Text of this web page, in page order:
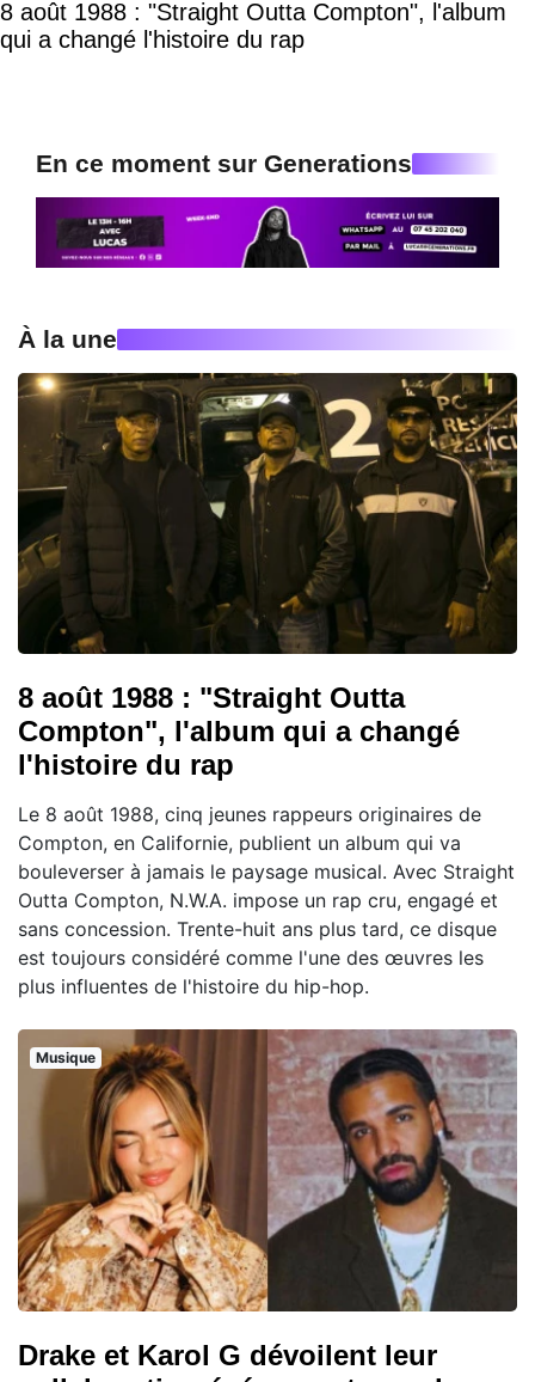
8 août 1988 : "Straight Outta Compton", l'album
qui a changé l'histoire du rap
En ce moment sur Generations
À la une
8 août 1988 : "Straight Outta
Compton", l'album qui a changé
l'histoire du rap
Le 8 août 1988, cinq jeunes rappeurs originaires de
Compton, en Californie, publient un album qui va
bouleverser à jamais le paysage musical. Avec Straight
Outta Compton, N.W.A. impose un rap cru, engagé et
sans concession. Trente-huit ans plus tard, ce disque
est toujours considéré comme l'une des œuvres les
plus influentes de l'histoire du hip-hop.
Musique
Drake et Karol G dévoilent leur